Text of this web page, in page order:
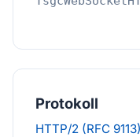
Protokoll
HTTP/2 (RFC 9113)